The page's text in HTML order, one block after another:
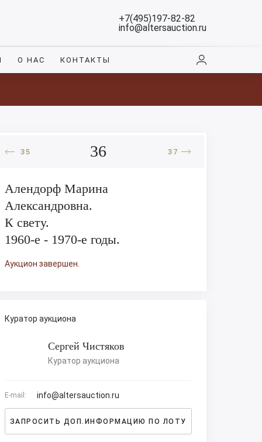
+7(495)197-82-82
info@altersauction.ru
О НАС КОНТАКТЫ
35 36 37
Алендорф Марина
Александровна.
К свету.
1960-е - 1970-е годы.
Аукцион завершен.
Куратор аукциона
Сергей Чистяков
Куратор аукциона
E-mail: info@altersauction.ru
ЗАПРОСИТЬ ДОП.ИНФОРМАЦИЮ ПО ЛОТУ